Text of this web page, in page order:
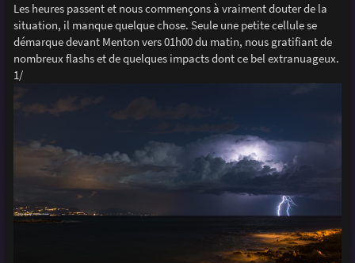
Les heures passent et nous commençons à vraiment douter de la
situation, il manque quelque chose. Seule une petite cellule se
démarque devant Menton vers 01h00 du matin, nous gratifiant de
nombreux flashs et de quelques impacts dont ce bel extranuageux.
1/